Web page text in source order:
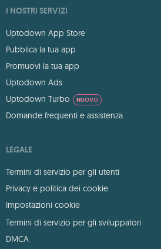
I NOSTRI SERVIZI
Uptodown App Store
Pubblica la tua app
Promuovi la tua app
Uptodown Ads
Uptodown Turbo
NUOVO
Domande frequenti e assistenza
LEGALE
Termini di servizio per gli utenti
Privacy e politica dei cookie
Impostazioni cookie
Termini di servizio per gli sviluppatori
DMCA